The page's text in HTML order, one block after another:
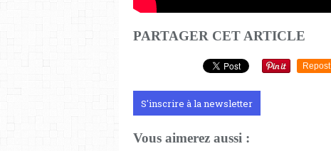
PARTAGER CET ARTICLE
Repost
S'inscrire à la newsletter
Vous aimerez aussi :